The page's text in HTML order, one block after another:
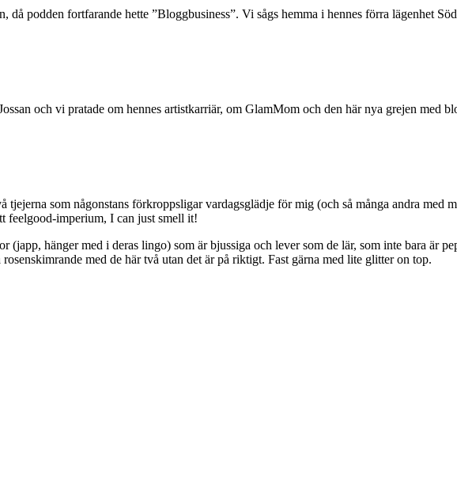
då podden fortfarande hette ”Bloggbusiness”. Vi sågs hemma i hennes förra lägenhet
och vi pratade om hennes artistkarriär, om GlamMom och den här nya grejen med
som någonstans förkroppsligar vardagsglädje för mig (och så många andra med
feelgood-imperium, I can just smell it!
(japp, hänger med i deras lingo) som är bjussiga och lever som de lär, som inte bara är
med de här två utan det är på riktigt. Fast gärna med lite glitter on top.